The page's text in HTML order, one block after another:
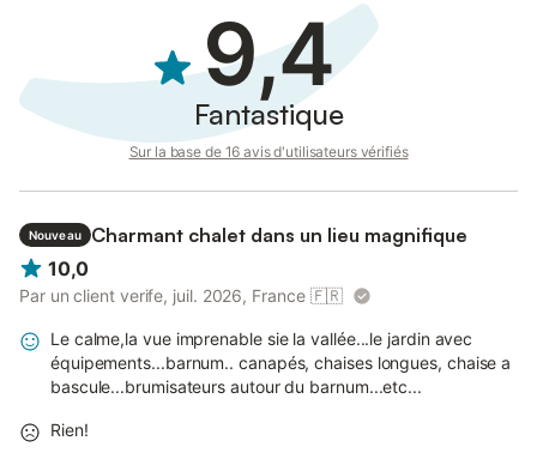
9,4
Fantastique
Sur la base de 16 avis d'utilisateurs vérifiés
Nouveau
Charmant chalet dans un lieu magnifique
10,0
Par un client verife, juil. 2026, France 🇫🇷
Le calme,la vue imprenable sie la vallée...le jardin avec
équipements...barnum.. canapés, chaises longues, chaise a
bascule...brumisateurs autour du barnum...etc...
Rien!